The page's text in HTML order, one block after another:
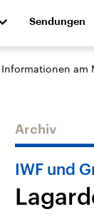
Politik
Feature
Beiträge,
Sendungen
Informationen am
Archiv
IWF und